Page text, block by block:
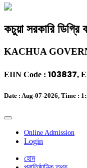
কচুয়া সরকারি ডিগ্রি
KACHUA
EIIN Code : 103837,
Date : Aug-07-2026, Time :
Online Admission
Login
হোম